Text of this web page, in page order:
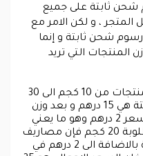
شحن ثابتة على جميع
، و لكن الامر مع
شحن ثابتة و إنما
التي تريد
في حالة إذا كانت قيمة وزن المنتجات من 10 كجم الى 30
كجم فان مصاريف الشحن ثابتة هي 15 درهم و بعد وزن
10 كجم فإن أي كيلو إضافي بسعر 2 درهم وهو ما يعني
أنه إذا كان وزن المنتجات المطلوبة 20 كجم فإن مصاريف
الشحن ستكون 15 دراهم ثابتة بالاضافة الى 2 درهم في